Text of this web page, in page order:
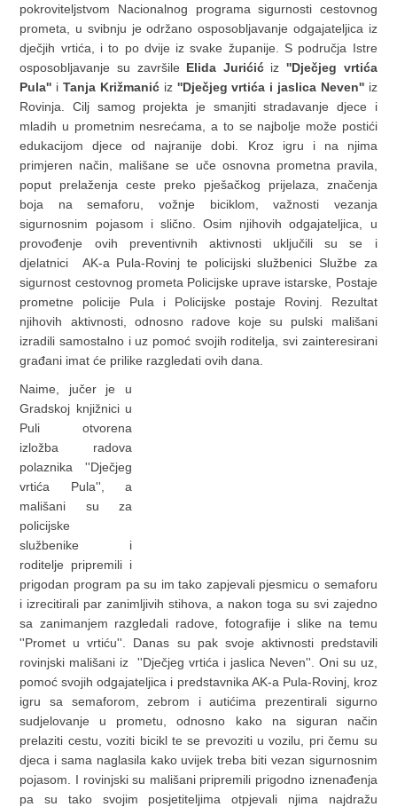
pokroviteljstvom Nacionalnog programa sigurnosti cestovnog
prometa, u svibnju je održano osposobljavanje odgajateljica iz
dječjih vrtića, i to po dvije iz svake županije. S područja Istre
osposobljavanje su završile Elida Jurićić iz''Dječjeg vrtića
Pula'' iTanja Križmanić iz ''Dječjeg vrtića i jaslica Neven''iz
Rovinja. Cilj samog projekta je smanjiti stradavanje djece i
mladih u prometnim nesrećama, a to se najbolje može postići
edukacijom djece od najranije dobi. Kroz igru i na njima
primjeren način, mališane se uče osnovna prometna pravila,
poput prelaženja ceste preko pješačkog prijelaza, značenja
boja na semaforu, vožnje biciklom, važnosti vezanja
sigurnosnim pojasom i slično. Osim njihovih odgajateljica, u
provođenje ovih preventivnih aktivnosti uključili su se i
djelatnici AK-a Pula-Rovinj te policijski službenici Službe za
sigurnost cestovnog prometa Policijske uprave istarske, Postaje
prometne policije Pula i Policijske postaje Rovinj. Rezultat
njihovih aktivnosti, odnosno radove koje su pulski mališani
izradili samostalno i uz pomoć svojih roditelja, svi zainteresirani
građani imat će prilike razgledati ovih dana.
Naime, jučer je u
Gradskoj knjižnici u
Puli otvorena
izložba radova
polaznika ''Dječjeg
vrtića Pula'', a
mališani su za
policijske
službenike i
roditelje pripremili i
prigodan program pa su im tako zapjevali pjesmicu o semaforu
i izrecitirali par zanimljivih stihova, a nakon toga su svi zajedno
sa zanimanjem razgledali radove, fotografije i slike na temu
''Promet u vrtiću''. Danas su pak svoje aktivnosti predstavili
rovinjski mališani iz ''Dječjeg vrtića i jaslica Neven''. Oni su uz,
pomoć svojih odgajateljica i predstavnika AK-a Pula-Rovinj, kroz
igru sa semaforom, zebrom i autićima prezentirali sigurno
sudjelovanje u prometu, odnosno kako na siguran način
prelaziti cestu, voziti bicikl te se prevoziti u vozilu, pri čemu su
djeca i sama naglasila kako uvijek treba biti vezan sigurnosnim
pojasom. I rovinjski su mališani pripremili prigodno iznenađenja
pa su tako svojim posjetiteljima otpjevali njima najdražu